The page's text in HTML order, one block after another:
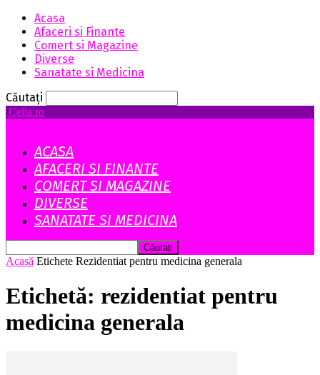
Acasa
Afaceri si Finante
Comert si Magazine
Diverse
Sanatate si Medicina
Căutați
Celia.ro
ACASA
AFACERI SI FINANTE
COMERT SI MAGAZINE
DIVERSE
SANATATE SI MEDICINA
Acasă Etichete Rezidentiat pentru medicina generala
Etichetă: rezidentiat pentru
medicina generala